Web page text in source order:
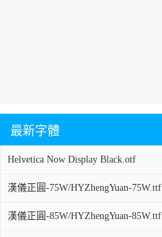
最新字體
Helvetica Now Display Black.otf
漢儀正圓-75W/HYZhengYuan-75W.ttf
漢儀正圓-85W/HYZhengYuan-85W.ttf